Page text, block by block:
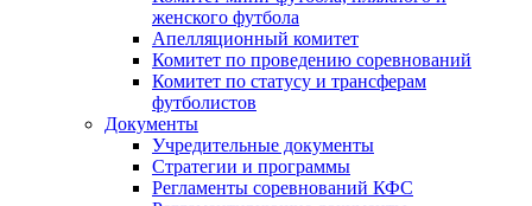
женского футбола
Апелляционный комитет
Комитет по проведению соревнований
Комитет по статусу и трансферам
футболистов
Документы
Учредительные документы
Стратегии и программы
Регламенты соревнований КФС